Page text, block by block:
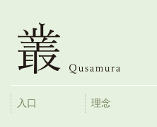
入口 理念